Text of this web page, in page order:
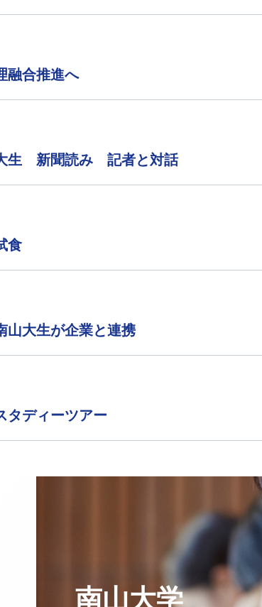
合推進へ
生 新聞読み 記者と対話
食
大生が企業と連携
ディーツアー
南山大学